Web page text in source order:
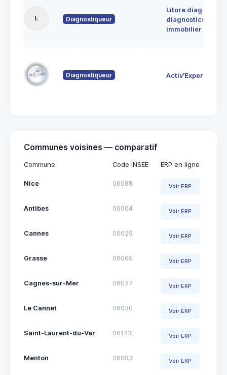
L Diagnostiqueur
Litore diag
diagnostics
immobilier
Diagnostiqueur Activ'Expertise
Communes voisines — comparatif
Commune Code INSEE ERP en ligne
Nice 06088 Voir ERP
Antibes 06004 Voir ERP
Cannes 06029 Voir ERP
Grasse 06069 Voir ERP
Cagnes-sur-Mer 06027 Voir ERP
Le Cannet 06030 Voir ERP
Saint-Laurent-du-Var 06123 Voir ERP
Menton 06083 Voir ERP